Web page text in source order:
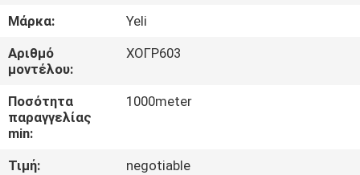
ΕΜΕΊΣ
ΓΎΡΟΣ
ΕΡΓΟΣΤΑΣΊΩΝ
ΠΟΙΟΤΙΚΌΣ
Μάρκα:
Yeli
Αριθμό
μοντέλου:
ΧΟΓΡ603
Ποσότητα
παραγγελίας
min:
1000meter
Τιμή:
negotiable